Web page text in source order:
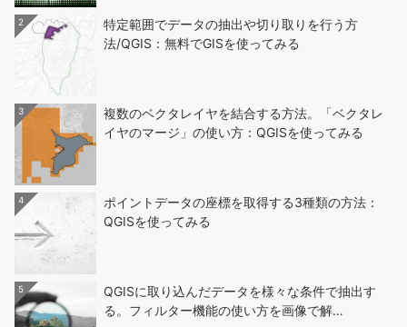
2
特定範囲でデータの抽出や切り取りを行う方
法/QGIS：無料でGISを使ってみる
3
複数のベクタレイヤを結合する方法。「ベクタレ
イヤのマージ」の使い方：QGISを使ってみる
4
ポイントデータの座標を取得する3種類の方法：
QGISを使ってみる
5
QGISに取り込んだデータを様々な条件で抽出す
る。フィルター機能の使い方を画像で解…